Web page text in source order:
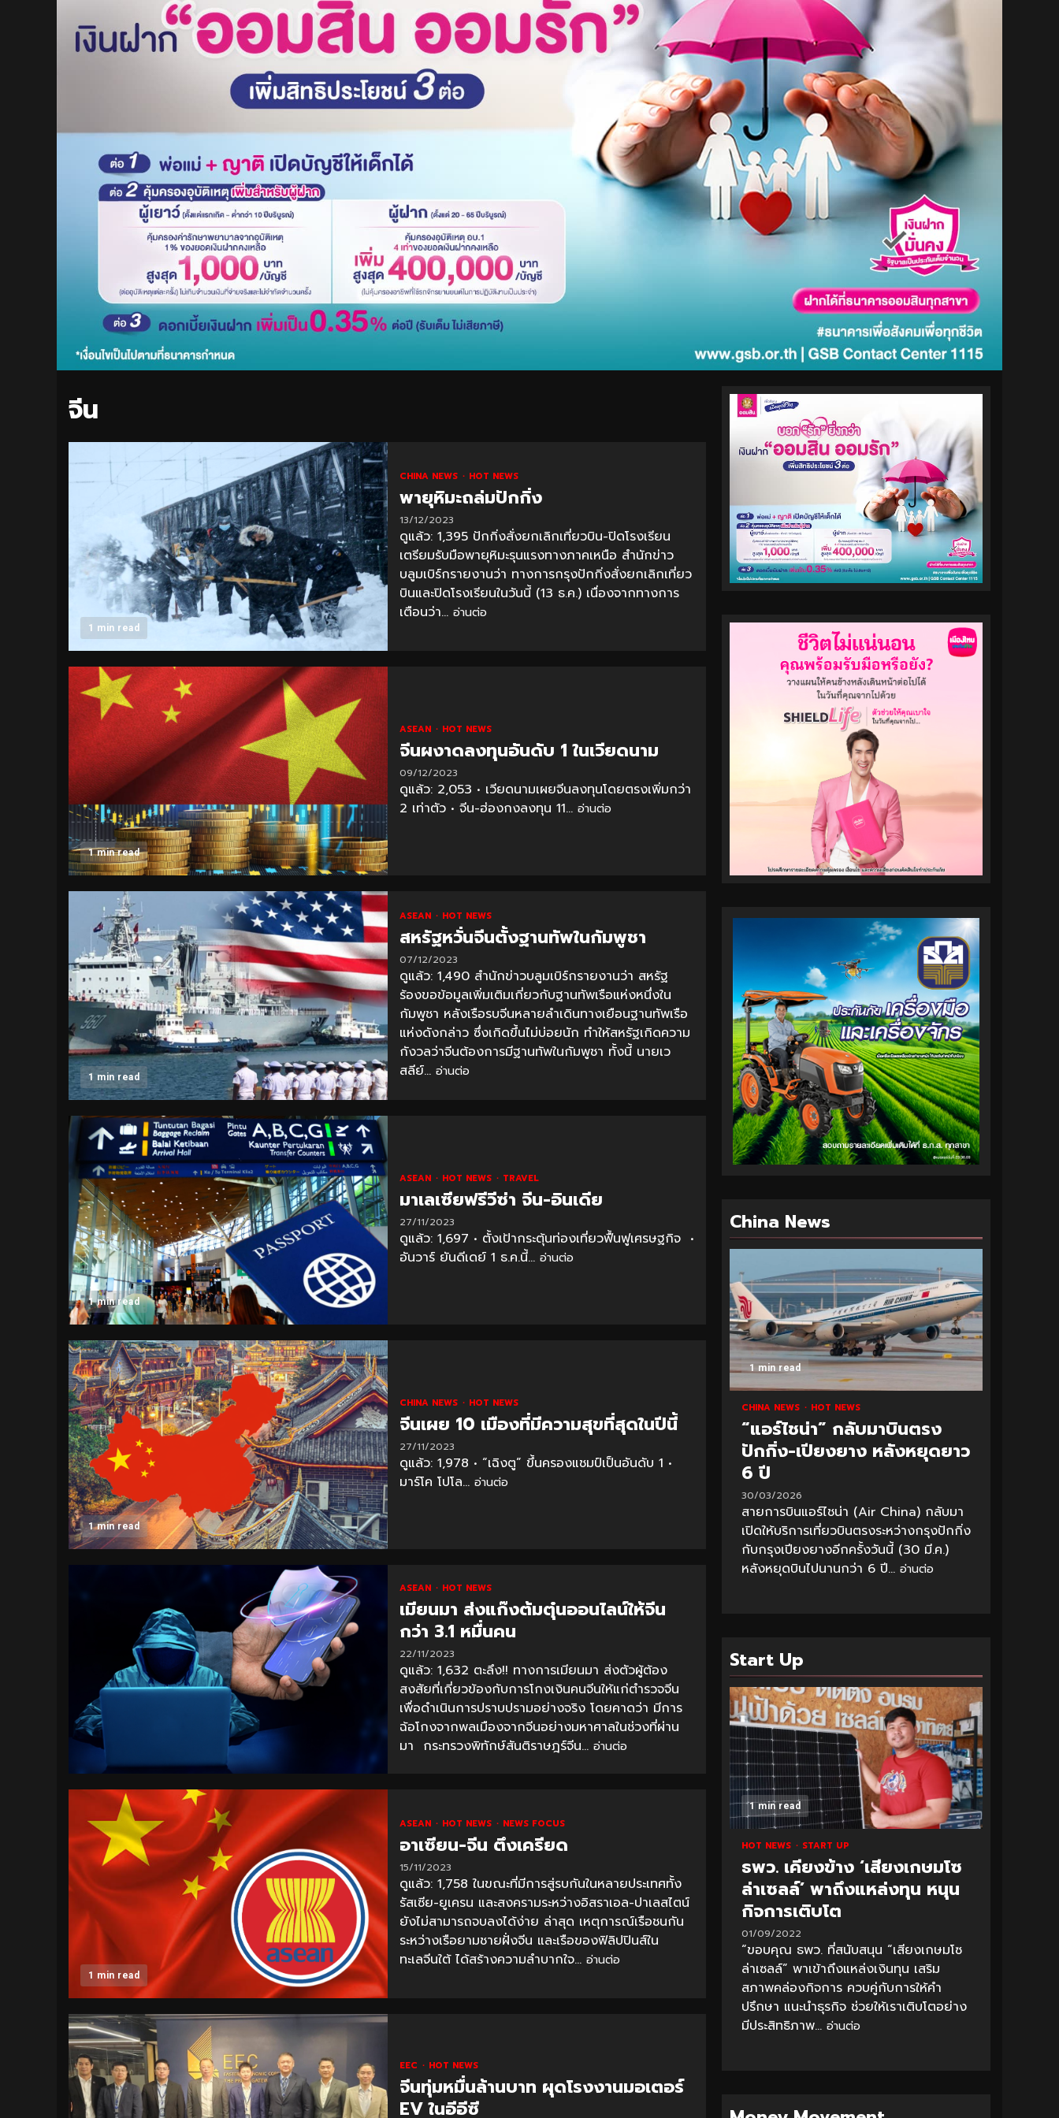
จีน
1 min read
CHINA NEWS HOT NEWS
พายุหิมะถล่มปักกิ่ง
13/12/2023
ดูแล้ว: 1,395 ปักกิ่งสั่งยกเลิกเที่ยวบิน-ปิดโรงเรียน
เตรียมรับมือพายุหิมะรุนแรงทางภาคเหนือ สำนักข่าว
บลูมเบิร์กรายงานว่า ทางการกรุงปักกิ่งสั่งยกเลิกเที่ยว
บินและปิดโรงเรียนในวันนี้ (13 ธ.ค.) เนื่องจากทางการ
เตือนว่า... อ่านต่อ
1 min read
ASEAN HOT NEWS
จีนผงาดลงทุนอันดับ 1 ในเวียดนาม
09/12/2023
ดูแล้ว: 2,053 • เวียดนามเผยจีนลงทุนโดยตรงเพิ่มกว่า
2 เท่าตัว • จีน-ฮ่องกงลงทุน 11... อ่านต่อ
1 min read
ASEAN HOT NEWS
สหรัฐหวั่นจีนตั้งฐานทัพในกัมพูชา
07/12/2023
ดูแล้ว: 1,490 สำนักข่าวบลูมเบิร์กรายงานว่า สหรัฐ
ร้องขอข้อมูลเพิ่มเติมเกี่ยวกับฐานทัพเรือแห่งหนึ่งใน
กัมพูชา หลังเรือรบจีนหลายลำเดินทางเยือนฐานทัพเรือ
แห่งดังกล่าว ซึ่งเกิดขึ้นไม่บ่อยนัก ทำให้สหรัฐเกิดความ
กังวลว่าจีนต้องการมีฐานทัพในกัมพูชา ทั้งนี้ นายเว
สลีย์... อ่านต่อ
1 min read
ASEAN HOT NEWS TRAVEL
มาเลเซียฟรีวีซ่า จีน-อินเดีย
27/11/2023
ดูแล้ว: 1,697 • ตั้งเป้ากระตุ้นท่องเที่ยวฟื้นฟูเศรษฐกิจ •
อันวาร์ ยันดีเดย์ 1 ธ.ค.นี้... อ่านต่อ
1 min read
CHINA NEWS HOT NEWS
จีนเผย 10 เมืองที่มีความสุขที่สุดในปีนี้
27/11/2023
ดูแล้ว: 1,978 • “เฉิงตู” ขึ้นครองแชมป์เป็นอันดับ 1 •
มาร์โค โปโล... อ่านต่อ
ASEAN HOT NEWS
เมียนมา ส่งแก๊งต้มตุ๋นออนไลน์ให้จีน
กว่า 3.1 หมื่นคน
22/11/2023
ดูแล้ว: 1,632 ตะลึง!! ทางการเมียนมา ส่งตัวผู้ต้อง
สงสัยที่เกี่ยวข้องกับการโกงเงินคนจีนให้แก่ตำรวจจีน
เพื่อดำเนินการปราบปรามอย่างจริง โดยคาดว่า มีการ
ฉ้อโกงจากพลเมืองจากจีนอย่างมหาศาลในช่วงที่ผ่าน
มา กระทรวงพิทักษ์สันติราษฎร์จีน... อ่านต่อ
1 min read
ASEAN HOT NEWS NEWS FOCUS
อาเซียน-จีน ตึงเครียด
15/11/2023
ดูแล้ว: 1,758 ในขณะที่มีการสู่รบกันในหลายประเทศทั้ง
รัสเซีย-ยูเครน และสงครามระหว่างอิสราเอล-ปาเลสไตน์
ยังไม่สามารถจบลงได้ง่าย ล่าสุด เหตุการณ์เรือชนกัน
ระหว่างเรือยามชายฝั่งจีน และเรือของฟิลิปปินส์ใน
ทะเลจีนใต้ ได้สร้างความลำบากใจ... อ่านต่อ
EEC HOT NEWS
จีนทุ่มหมื่นล้านบาท ผุดโรงงานมอเตอร์
EV ในอีอีซี
China News
1 min read
CHINA NEWS HOT NEWS
“แอร์ไชน่า” กลับมาบินตรง
ปักกิ่ง-เปียงยาง หลังหยุดยาว
6 ปี
30/03/2026
สายการบินแอร์ไชน่า (Air China) กลับมา
เปิดให้บริการเที่ยวบินตรงระหว่างกรุงปักกิ่ง
กับกรุงเปียงยางอีกครั้งวันนี้ (30 มี.ค.)
หลังหยุดบินไปนานกว่า 6 ปี... อ่านต่อ
Start Up
1 min read
HOT NEWS START UP
ธพว. เคียงข้าง ‘เสียงเกษมโซ
ล่าเซลล์’ พาถึงแหล่งทุน หนุน
กิจการเติบโต
01/09/2022
“ขอบคุณ ธพว. ที่สนับสนุน “เสียงเกษมโซ
ล่าเซลล์” พาเข้าถึงแหล่งเงินทุน เสริม
สภาพคล่องกิจการ ควบคู่กับการให้คำ
ปรึกษา แนะนำธุรกิจ ช่วยให้เราเติบโตอย่าง
มีประสิทธิภาพ... อ่านต่อ